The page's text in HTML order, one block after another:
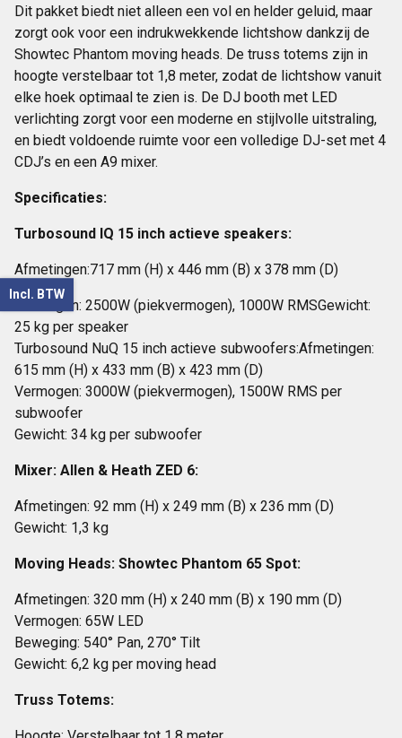
Dit pakket biedt niet alleen een vol en helder geluid, maar
zorgt ook voor een indrukwekkende lichtshow dankzij de
Showtec Phantom moving heads. De truss totems zijn in
hoogte verstelbaar tot 1,8 meter, zodat de lichtshow vanuit
elke hoek optimaal te zien is. De DJ booth met LED
verlichting zorgt voor een moderne en stijlvolle uitstraling,
en biedt voldoende ruimte voor een volledige DJ-set met 4
CDJ’s en een A9 mixer.
Specificaties:
Turbosound IQ 15 inch actieve speakers:
Afmetingen:717 mm (H) x 446 mm (B) x 378 mm (D)
Vermogen: 2500W (piekvermogen), 1000W RMSGewicht:
25 kg per speaker
Turbosound NuQ 15 inch actieve subwoofers:Afmetingen:
615 mm (H) x 433 mm (B) x 423 mm (D)
Vermogen: 3000W (piekvermogen), 1500W RMS per
subwoofer
Gewicht: 34 kg per subwoofer
Mixer: Allen & Heath ZED 6:
Afmetingen: 92 mm (H) x 249 mm (B) x 236 mm (D)
Gewicht: 1,3 kg
Moving Heads: Showtec Phantom 65 Spot:
Afmetingen: 320 mm (H) x 240 mm (B) x 190 mm (D)
Vermogen: 65W LED
Beweging: 540° Pan, 270° Tilt
Gewicht: 6,2 kg per moving head
Truss Totems:
Incl. BTW